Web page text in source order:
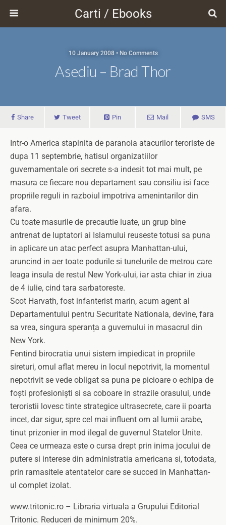
Carti / Ebooks
10 January 2008 • No Comments
Asediu – Brad Thor
Share Tweet Pin Mail SMS
Intr-o America stapinita de paranoia atacurilor teroriste de
dupa 11 septembrie, hatisul organizatiilor
guvernamentale ori secrete s-a indesit tot mai mult, pe
masura ce fiecare nou departament sau consiliu isi face
propriile reguli in razboiul impotriva amenintarilor din
afara.
Cu toate masurile de precautie luate, un grup bine
antrenat de luptatori ai Islamului reuseste totusi sa puna
in aplicare un atac perfect asupra Manhattan-ului,
aruncind in aer toate podurile si tunelurile de metrou care
leaga insula de restul New York-ului, iar asta chiar in ziua
de 4 iulie, cind tara sarbatoreste.
Scot Harvath, fost infanterist marin, acum agent al
Departamentului pentru Securitate Nationala, devine, fara
sa vrea, singura speranța a guvernului in masacrul din
New York.
Fentind birocratia unui sistem impiedicat in propriile
sireturi, omul aflat mereu in locul nepotrivit, la momentul
nepotrivit se vede obligat sa puna pe picioare o echipa de
foști profesioniști si sa coboare in strazile orasului, unde
teroristii lovesc tinte strategice ultrasecrete, care ii poarta
incet, dar sigur, spre cel mai influent om al lumii arabe,
tinut prizonier in mod ilegal de guvernul Statelor Unite.
Ceea ce urmeaza este o cursa drept prin inima jocului de
putere si interese din administratia americana si, totodata,
prin ramasitele atentatelor care se succed in Manhattan-
ul complet izolat.
www.tritonic.ro – Libraria virtuala a Grupului Editorial
Tritonic. Reduceri de minimum 20%.